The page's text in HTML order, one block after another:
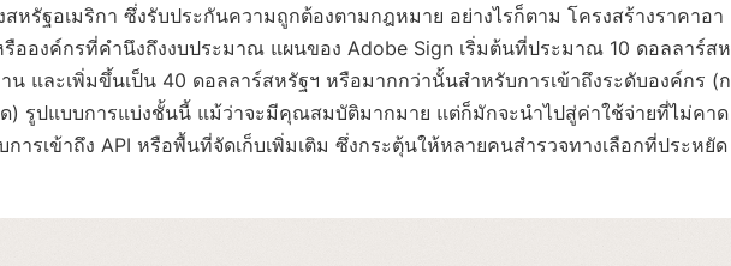
หรัฐอเมริกา ซึ่งรับประกันความถูกต้องตามกฎหมาย อย่างไรก็ตาม โครงสร้างราคาอา
อองค์กรที่คำนึงถึงงบประมาณ แผนของ Adobe Sign เริ่มต้นที่ประมาณ 10 ดอลลาร์สห
และเพิ่มขึ้นเป็น 40 ดอลลาร์สหรัฐฯ หรือมากกว่านั้นสำหรับการเข้าถึงระดับองค์กร (ก
) รูปแบบการแบ่งชั้นนี้ แม้ว่าจะมีคุณสมบัติมากมาย แต่ก็มักจะนำไปสู่ค่าใช้จ่ายที่ไม่คาด
ารเข้าถึง API หรือพื้นที่จัดเก็บเพิ่มเติม ซึ่งกระตุ้นให้หลายคนสำรวจทางเลือกที่ประหยัด